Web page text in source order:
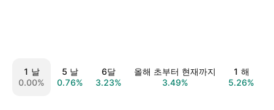
1 날
0.00%
5 날
0.76%
6달
3.23%
올해 초부터 현재까지
3.49%
1 해
5.26%